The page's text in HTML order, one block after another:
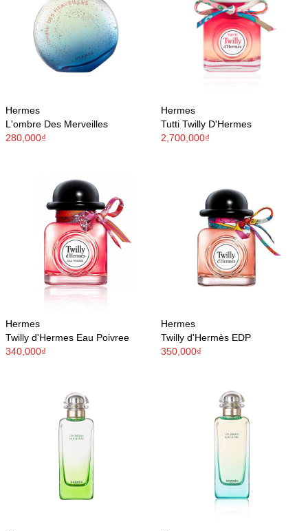
Hermes
L'ombre Des Merveilles
280,000₫
Hermes
Tutti Twilly D'Hermes
2,700,000₫
Hermes
Twilly d'Hermes Eau Poivree
340,000₫
Hermes
Twilly d'Hermès EDP
350,000₫